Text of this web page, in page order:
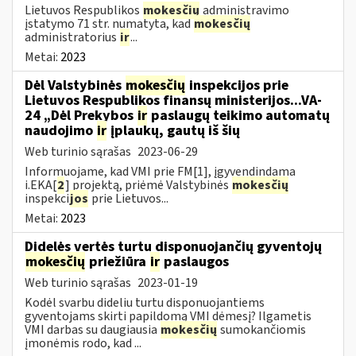
Lietuvos Respublikos mokesčių administravimo
įstatymo 71 str. numatyta, kadmokesčių
administratorius ir...
Metai: 2023
Dėl Valstybinės mokesčių inspekcijos prie
Lietuvos Respublikos finansų ministerijos...VA-
24 „Dėl Prekybos ir paslaugų teikimo automatų
naudojimo ir įplaukų, gautų iš šių
Web turinio sąrašas 2023-06-29
Informuojame, kad VMI prie FM[1], įgyvendindama
i.EKA[2] projektą, priėmė Valstybinės mokesčių
inspekcijos prie Lietuvos...
Metai: 2023
Didelės vertės turtu disponuojančių gyventojų
mokesčių priežiūra ir paslaugos
Web turinio sąrašas 2023-01-19
Kodėl svarbu dideliu turtu disponuojantiems
gyventojams skirti papildomą VMI dėmesį? Ilgametis
VMI darbas su daugiausia mokesčių sumokančiomis
įmonėmis rodo, kad ...